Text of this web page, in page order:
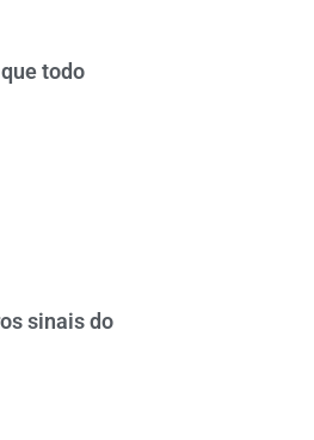
todo
sinais do